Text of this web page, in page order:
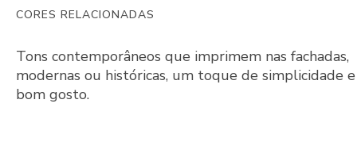
CORES RELACIONADAS
Tons contemporâneos que imprimem nas fachadas,
modernas ou históricas, um toque de simplicidade e
bom gosto.